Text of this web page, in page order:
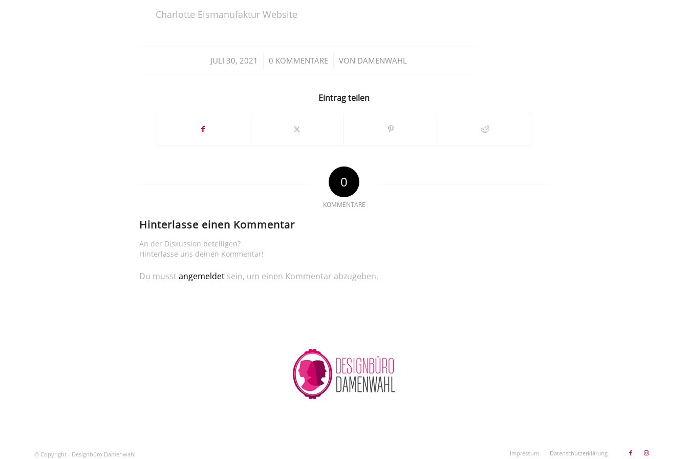
Charlotte Eismanufaktur Website
JULI 30, 2021
/ 0 KOMMENTARE
/ VON DAMENWAHL
Eintrag teilen
0
KOMMENTARE
Hinterlasse einen Kommentar
An der Diskussion beteiligen?
Hinterlasse uns deinen Kommentar!
Du musst angemeldet sein, um einen Kommentar abzugeben.
© Copyright - Designbüro Damenwahl Impressum Datenschutzerklärung